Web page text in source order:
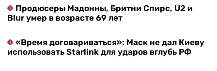
Продюсеры Мадонны, Бритни Спирс, U2 и
Blur умер в возрасте 69 лет
«Время договариваться»: Маск не дал Киеву
использовать Starlink для ударов вглубь РФ